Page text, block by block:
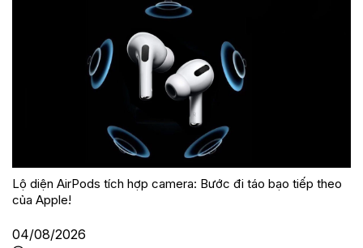
Lộ diện AirPods tích hợp camera: Bước đi táo bạo tiếp theo
của Apple!
04/08/2026